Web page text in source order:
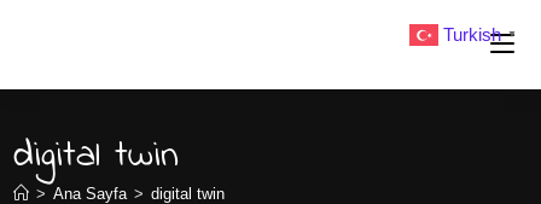
digital twin
> Ana Sayfa > digital twin
Turkish ▼